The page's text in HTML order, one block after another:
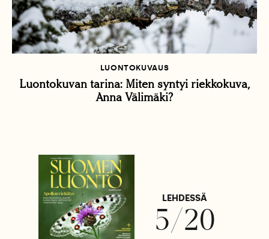
LUONTOKUVAUS
Luontokuvan tarina: Miten syntyi riekkokuva,
Anna Välimäki?
LEHDESSÄ
5/20